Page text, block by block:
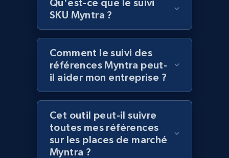
URL, Title, Rating, Reviews, Initial price, Final
price, Currency, Stock, and more.
991+ 165+ Commencer
Lazada - Products - Discover products by
keyword
URL, Title, Rating, Reviews, Initial price, Final
price, Currency, Stock, and more.
Qu'est-ce que le suivi
SKU Myntra ?
Comment le suivi des
références Myntra peut-
il aider mon entreprise ?
Cet outil peut-il suivre
toutes mes références
sur les places de marché
Myntra ?